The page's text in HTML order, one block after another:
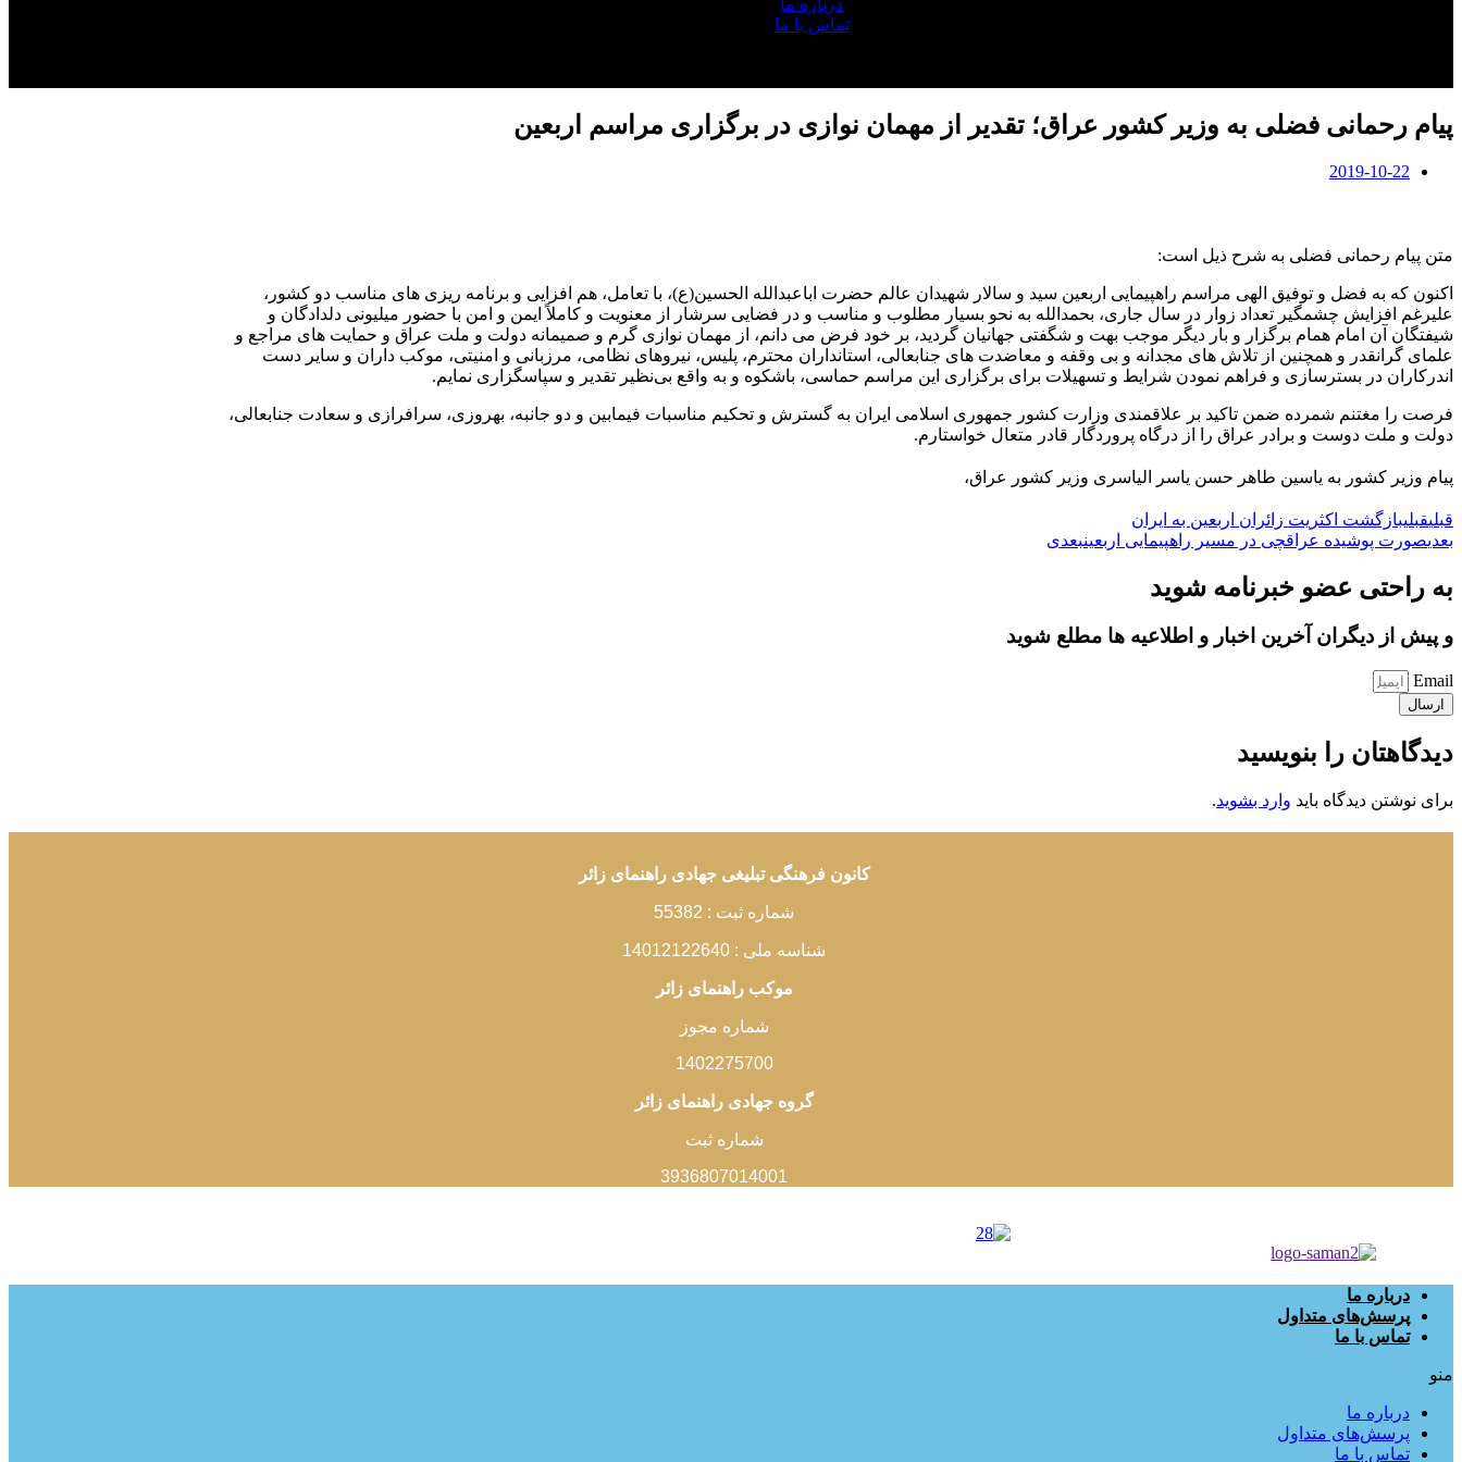
درباره ما
تماس با ما
پیام رحمانی فضلی به وزیر کشور عراق؛ تقدیر از مهمان نوازی در برگزاری مراسم اربعین
2019-10-22
متن پیام رحمانی فضلی به شرح ذیل است:
اکنون که به فضل و توفیق الهی مراسم راهپیمایی اربعین سید و سالار شهیدان عالم حضرت اباعبدالله الحسین(ع)، با تعامل، هم افزایی و برنامه ریزی های مناسب دو کشور،
علیرغم افزایش چشمگیر تعداد زوار در سال جاری، بحمدالله به نحو بسیار مطلوب و مناسب و در فضایی سرشار از معنویت و کاملاً ایمن و امن با حضور میلیونی دلدادگان و
شیفتگان آن امام همام برگزار و بار دیگر موجب بهت و شگفتی جهانیان گردید، بر خود فرض می دانم، از مهمان نوازی گرم و صمیمانه دولت و ملت عراق و حمایت های مراجع و
علمای گرانقدر و همچنین از تلاش های مجدانه و بی وقفه و معاضدت های جنابعالی، استانداران محترم، پلیس، نیروهای نظامی، مرزبانی و امنیتی، موکب داران و سایر دست
اندرکاران در بسترسازی و فراهم نمودن شرایط و تسهیلات برای برگزاری این مراسم حماسی، باشکوه و به واقع بی‌نظیر تقدیر و سپاسگزاری نمایم.
فرصت را مغتنم شمرده ضمن تاکید بر علاقمندی وزارت کشور جمهوری اسلامی ایران به گسترش و تحکیم مناسبات فیمابین و دو جانبه، بهروزی، سرافرازی و سعادت جنابعالی،
دولت و ملت دوست و برادر عراق را از درگاه پروردگار قادر متعال خواستارم.
پیام وزیر کشور به یاسین طاهر حسن یاسر الیاسری وزیر کشور عراق،
قبلیقبلیبازگشت اکثریت زائران اربعین به ایران
بعدیصورت پوشیده عراقچی در مسیر راهپیمایی اربعینبعدی
به راحتی عضو خبرنامه شوید
و پیش از دیگران آخرین اخبار و اطلاعیه ها مطلع شوید
Email
ارسال
دیدگاهتان را بنویسید
برای نوشتن دیدگاه باید وارد بشوید.
کانون فرهنگی تبلیغی جهادی راهنمای زائر
شماره ثبت : 55382
شناسه ملی : 14012122640
موکب راهنمای زائر
شماره مجوز
1402275700
گروه جهادی راهنمای زائر
شماره ثبت
3936807014001
درباره ما
پرسش‌های متداول
تماس با ما
منو
درباره ما
پرسش‌های متداول
تماس با ما